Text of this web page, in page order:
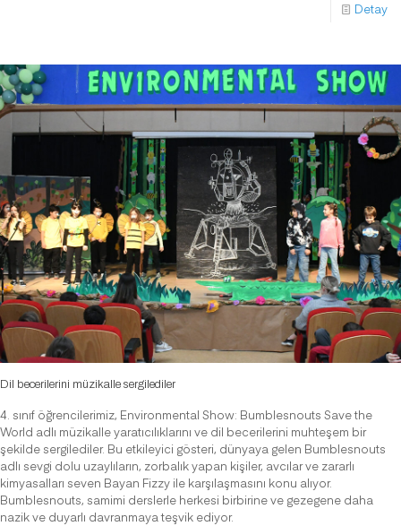
Detay
Dil becerilerini müzikalle sergilediler
4. sınıf öğrencilerimiz, Environmental Show: Bumblesnouts Save the
World adlı müzikalle yaratıcılıklarını ve dil becerilerini muhteşem bir
şekilde sergilediler. Bu etkileyici gösteri, dünyaya gelen Bumblesnouts
adlı sevgi dolu uzaylıların, zorbalık yapan kişiler, avcılar ve zararlı
kimyasalları seven Bayan Fizzy ile karşılaşmasını konu alıyor.
Bumblesnouts, samimi derslerle herkesi birbirine ve gezegene daha
nazik ve duyarlı davranmaya teşvik ediyor.